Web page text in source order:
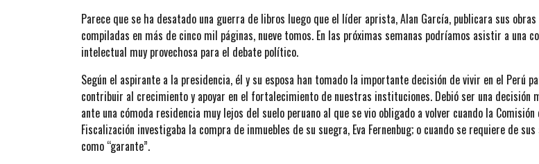
Parece que se ha desatado una guerra de libros luego que el líder aprista, Alan García, publicara sus
compiladas en más de cinco mil páginas, nueve tomos. En las próximas semanas podríamos asistir a una
intelectual muy provechosa para el debate político.
Según el aspirante a la presidencia, él y su esposa han tomado la importante decisión de vivir en el Perú
contribuir al crecimiento y apoyar en el fortalecimiento de nuestras instituciones. Debió ser una decisión
ante una cómoda residencia muy lejos del suelo peruano al que se vio obligado a volver cuando la Comisión
Fiscalización investigaba la compra de inmuebles de su suegra, Eva Fernenbug; o cuando se requiere de
como “garante”.